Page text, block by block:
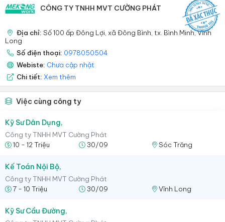
CÔNG TY TNHH MVT CƯỜNG PHÁT
Địa chỉ: Số 100 ấp Đông Lợi, xã Đông Bình, tx. Bình Minh, Vĩnh
Long
Số điện thoại: 0978050504
Webiste: Chưa cập nhật
Chi tiết: Xem thêm
Việc cùng công ty
Kỹ Sư Dân Dụng,
Công ty TNHH MVT Cường Phát
10 - 12 Triệu
30/09 Sóc Trăng
Kế Toán Nội Bộ,
Công ty TNHH MVT Cường Phát
7 - 10 Triệu
30/09 Vĩnh Long
Kỹ Sư Cầu Đường,